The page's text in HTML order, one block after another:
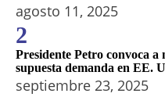
agosto 11, 2025
2
Presidente Petro convoca
supuesta demanda en EE.
septiembre 23, 2025